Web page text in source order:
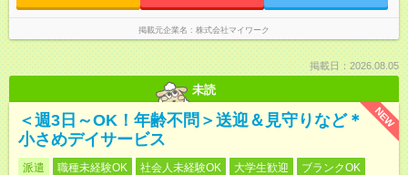
掲載元企業名 株式会社マイワーク
掲載日：2026.08.05
未読
NEW
＜週3日～OK！年齢不問＞送迎＆見守りなど＊
小さめデイサービス
派遣 職種未経験OK 社会人未経験OK 大学生歓迎
ブランクOK